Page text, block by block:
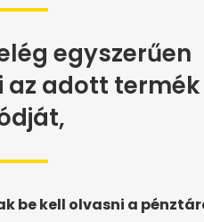
egyszerűen
az adott termék
be kell olvasni a